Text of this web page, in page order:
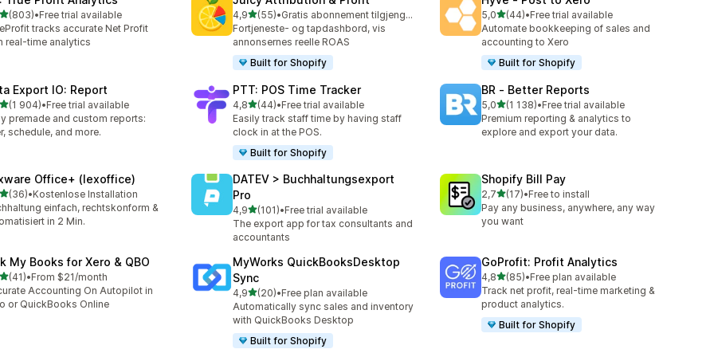
5 stjerner
(803)
803 omtaler
•Free trial available
tracks accurate Net Profit
real-time analytics
4,9av 5 stjerner
(55)
Totalt 55 omtaler
•
Gratis abonnement tilgjengelig
Fortjeneste- og tapdashbord, vis
annonsernes reelle ROAS
Built for Shopify
5,0av 5 stjerner
(44)
Totalt 44 omtaler
•Free trial available
Automate bookkeeping of sales and
accounting to Xero
Built for Shopify
Export IO: Report
5 stjerner
(1 904)
1904 omtaler
•Free trial available
premade and custom reports:
schedule, and more.
PTT: POS Time Tracker
4,8av 5 stjerner
(44)
Totalt 44 omtaler
•Free trial available
Easily track staff time by having staff
clock in at the POS.
Built for Shopify
BR ‑ Better Reports
5,0av 5 stjerner
(1 138)
Totalt 1138 omtaler
•Free trial available
Premium reporting & analytics to
explore and export your data.
Office+ (lexoffice)
5 stjerner
(36)
36 omtaler
•Kostenlose Installation
einfach, rechtskonform &
in 2 Min.
DATEV > Buchhaltungsexport
Pro
4,9av 5 stjerner
(101)
Totalt 101 omtaler
•Free trial available
The export app for tax consultants and
accountants
Shopify Bill Pay
2,7av 5 stjerner
(17)
Totalt 17 omtaler
•Free to install
Pay any business, anywhere, any way
you want
My Books for Xero & QBO
5 stjerner
(41)
41 omtaler
•From $21/month
Accounting On Autopilot in
or QuickBooks Online
MyWorks QuickBooksDesktop
Sync
4,9av 5 stjerner
(20)
Totalt 20 omtaler
•Free plan available
Automatically sync sales and inventory
with QuickBooks Desktop
Built for Shopify
GoProfit: Profit Analytics
4,8av 5 stjerner
(85)
Totalt 85 omtaler
•Free plan available
Track net profit, real-time marketing &
product analytics.
Built for Shopify